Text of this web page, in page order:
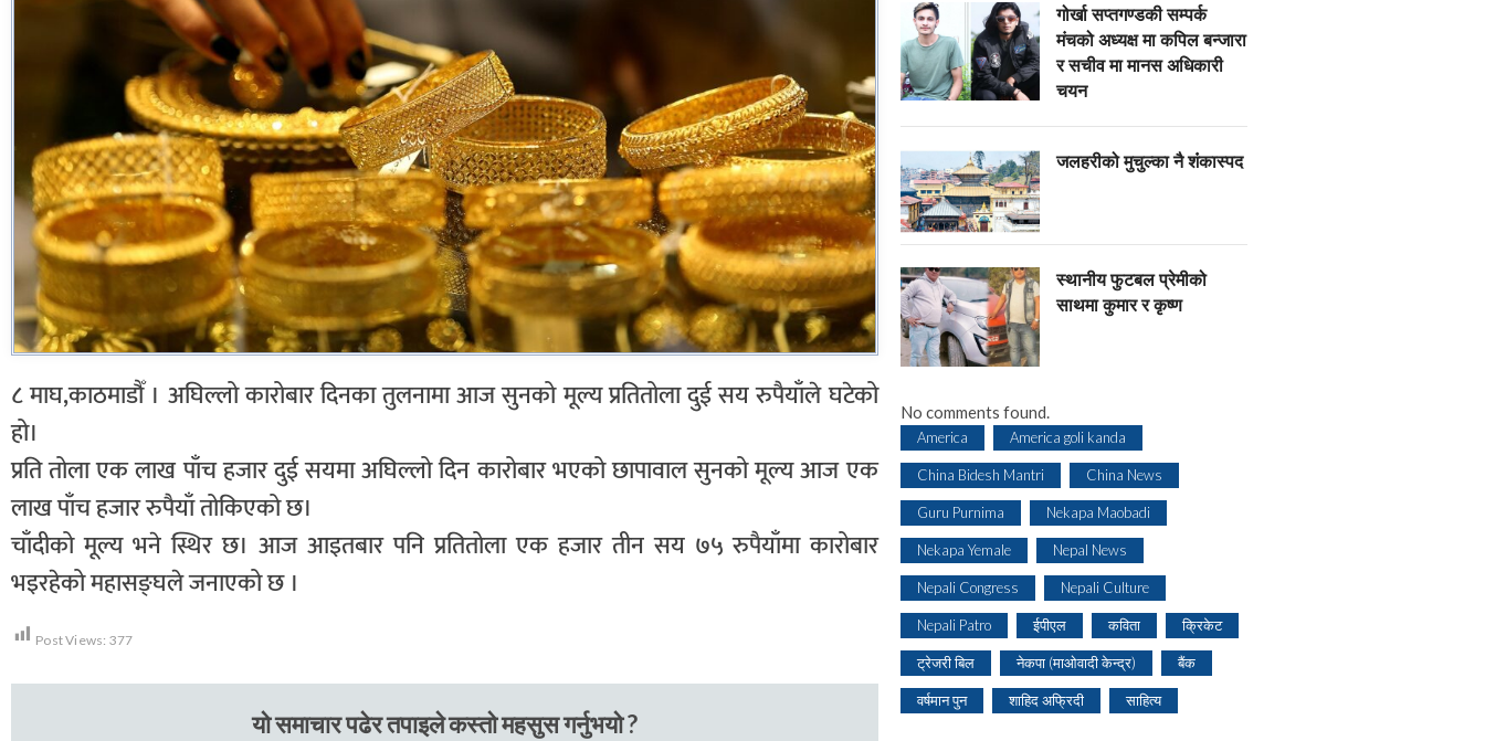
८ माघ,काठमाडौँ । अघिल्लो कारोबार दिनका तुलनामा आज सुनको मूल्य प्रतितोला दुई सय रुपैयाँले घटेको
हो।
प्रति तोला एक लाख पाँच हजार दुई सयमा अघिल्लो दिन कारोबार भएको छापावाल सुनको मूल्य आज एक
लाख पाँच हजार रुपैयाँ तोकिएको छ।
चाँदीको मूल्य भने स्थिर छ। आज आइतबार पनि प्रतितोला एक हजार तीन सय ७५ रुपैयाँमा कारोबार
भइरहेको महासङ्घले जनाएको छ ।
Post Views: 377
यो समाचार पढेर तपाइले कस्तो महसुस गर्नुभयो ?
गोर्खा सप्तगण्डकी सम्पर्क
मंचको अध्यक्ष मा कपिल बन्जारा
र सचीव मा मानस अधिकारी
चयन
जलहरीको मुचुल्का नै शंंकास्पद
स्थानीय फुटबल प्रेमीको
साथमा कुमार र कृष्ण
No comments found.
America America goli kanda
China Bidesh Mantri China News
Guru Purnima Nekapa Maobadi
Nekapa Yemale Nepal News
Nepali Congress Nepali Culture
Nepali Patro ईपीएल कविता क्रिकेट
ट्रेजरी बिल नेकपा (माओवादी केन्द्र) बैंक
वर्षमान पुन शाहिद अफ्रिदी साहित्य